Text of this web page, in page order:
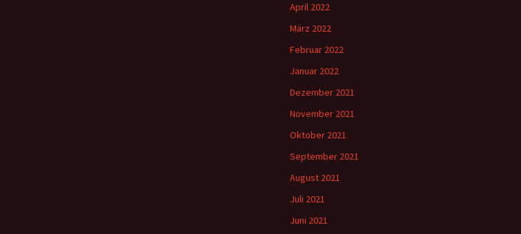
April 2022
März 2022
Februar 2022
Januar 2022
Dezember 2021
November 2021
Oktober 2021
September 2021
August 2021
Juli 2021
Juni 2021